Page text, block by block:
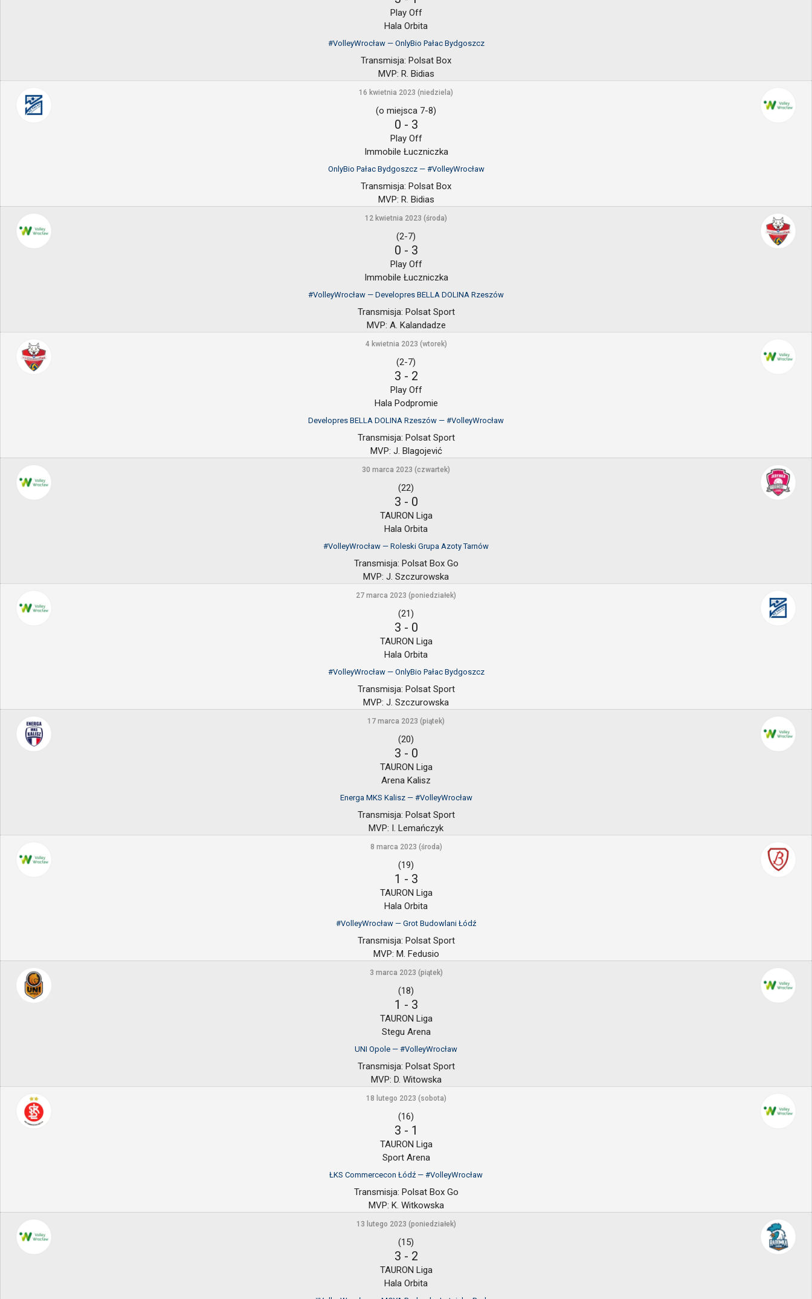
Play Off
Hala Orbita
#VolleyWrocław — OnlyBio Pałac Bydgoszcz
Transmisja: Polsat Box
MVP: R. Bidias
16 kwietnia 2023 (niedziela)
(o miejsca 7-8)
0 - 3
Play Off
Immobile Łuczniczka
OnlyBio Pałac Bydgoszcz — #VolleyWrocław
Transmisja: Polsat Box
MVP: R. Bidias
12 kwietnia 2023 (środa)
(2-7)
0 - 3
Play Off
Immobile Łuczniczka
#VolleyWrocław — Developres BELLA DOLINA Rzeszów
Transmisja: Polsat Sport
MVP: A. Kalandadze
4 kwietnia 2023 (wtorek)
(2-7)
3 - 2
Play Off
Hala Podpromie
Developres BELLA DOLINA Rzeszów — #VolleyWrocław
Transmisja: Polsat Sport
MVP: J. Blagojević
30 marca 2023 (czwartek)
(22)
3 - 0
TAURON Liga
Hala Orbita
#VolleyWrocław — Roleski Grupa Azoty Tarnów
Transmisja: Polsat Box Go
MVP: J. Szczurowska
27 marca 2023 (poniedziałek)
(21)
3 - 0
TAURON Liga
Hala Orbita
#VolleyWrocław — OnlyBio Pałac Bydgoszcz
Transmisja: Polsat Sport
MVP: J. Szczurowska
17 marca 2023 (piątek)
(20)
3 - 0
TAURON Liga
Arena Kalisz
Energa MKS Kalisz — #VolleyWrocław
Transmisja: Polsat Sport
MVP: I. Lemańczyk
8 marca 2023 (środa)
(19)
1 - 3
TAURON Liga
Hala Orbita
#VolleyWrocław — Grot Budowlani Łódź
Transmisja: Polsat Sport
MVP: M. Fedusio
3 marca 2023 (piątek)
(18)
1 - 3
TAURON Liga
Stegu Arena
UNI Opole — #VolleyWrocław
Transmisja: Polsat Sport
MVP: D. Witowska
18 lutego 2023 (sobota)
(16)
3 - 1
TAURON Liga
Sport Arena
ŁKS Commercecon Łódź — #VolleyWrocław
Transmisja: Polsat Box Go
MVP: K. Witkowska
13 lutego 2023 (poniedziałek)
(15)
3 - 2
TAURON Liga
Hala Orbita